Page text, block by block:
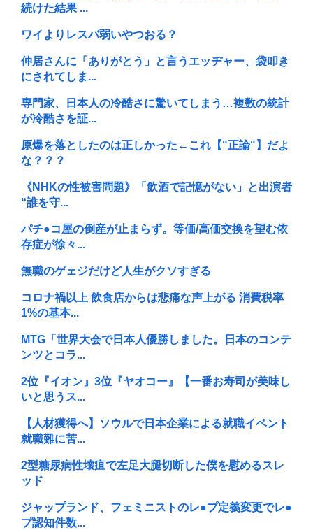
続けた結果 ...
ワイよりレスバ弱いやつおる？
仲居さんに「ありがとう」と言うエッヂャー、袋叩き
にされてしま...
専門家、日本人の冷酷さに驚いてしまう…複数の統計
が冷酷さを証...
原爆を落としたのは正しかった←これ【"正論"】だよ
な？？？
《NHKの性被害問題》「飲酒で記憶がない」と出演者
“誰を守...
パチ●コ屋の倒産が止まらず。等価/高価交換を望む依
存症が徐々...
無職のゲェジだけど人生がクソすぎる
コロナ禍以上 飲食店からは悲痛な声上がる 消費税率
1%の基本...
MTG「世界大会で日本人優勝しました。日本のコンテ
ンツとコラ...
2位『イオン』3位『ヤオコー』【一番お寿司が美味し
いと思うス...
【人材獲得へ】ソウルで日本企業による就職イベント
就職難に苦...
2型糖尿病性壊疽で左足大腿切断した僕を慰めるスレ
ッド
ジャップランド、フェミニストのレ●プ定義変更でレ●
プ認知件数...